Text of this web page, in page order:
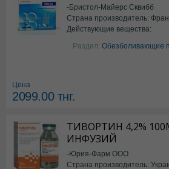
-Бристол-Майерс Сквибб
Страна производитель:
Действующие вещества:
Парацетамол
Раздел: Обезболивающие
Цена
2099.00тнг.
ТИВОРТИН 4,2%
ИНФУЗИЙ
-Юрия-Фарм ООО
Страна производитель: